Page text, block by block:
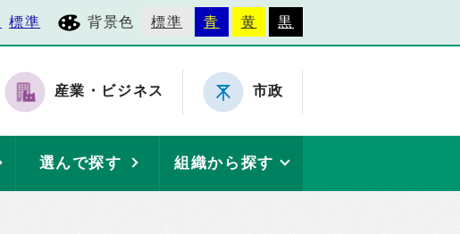
標準 背景色 標準 青 黄 黒
産業・ビジネス 市政
選んで探す 組織から探す